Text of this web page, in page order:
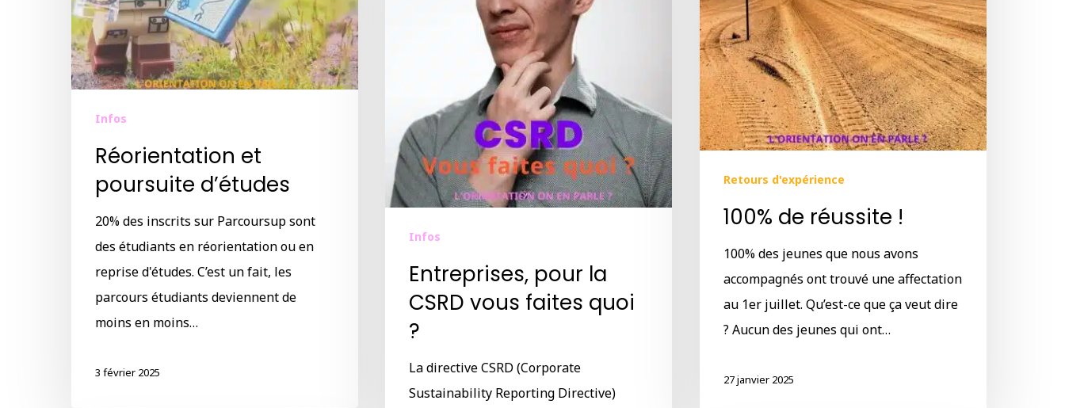
Infos
Réorientation et
poursuite d’études
20% des inscrits sur Parcoursup sont
des étudiants en réorientation ou en
reprise d'études. C’est un fait, les
parcours étudiants deviennent de
moins en moins…
3 février 2025
Retours d'expérience
100% de réussite !
100% des jeunes que nous avons
accompagnés ont trouvé une affectation
au 1er juillet. Qu’est-ce que ça veut dire
? Aucun des jeunes qui ont…
27 janvier 2025
Infos
Entreprises, pour la
CSRD vous faites quoi
?
La directive CSRD (Corporate
Sustainability Reporting Directive)